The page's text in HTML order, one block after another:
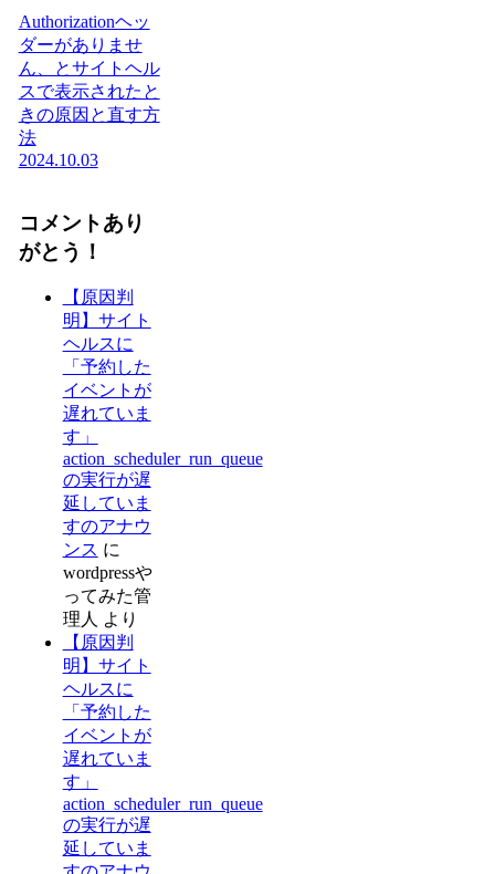
Authorizationヘッ
ダーがありませ
ん、とサイトヘル
スで表示されたと
きの原因と直す方
法
2024.10.03
コメントあり
がとう！
【原因判
明】サイト
ヘルスに
「予約した
イベントが
遅れていま
す」
action_scheduler_run_queue
の実行が遅
延していま
すのアナウ
ンス に
wordpressや
ってみた管
理人 より
【原因判
明】サイト
ヘルスに
「予約した
イベントが
遅れていま
す」
action_scheduler_run_queue
の実行が遅
延していま